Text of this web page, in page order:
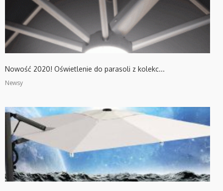
Nowość 2020! Oświetlenie do parasoli z kolekc...
Newsy